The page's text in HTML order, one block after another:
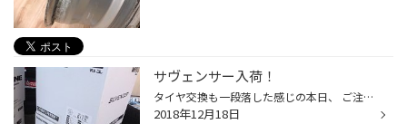
サヴェンサー入荷！
タイヤ交換も一段落した感じの本日、 ご注文のアルミホイールが入荷いたしました。 サヴェンサー ＡＷ５ｓ！！！ 最近、人気のＳＵＶの車専用のホイールです。 デザインはこんな感じになります。冬場でも安心の防錆性能★★★です。 タイヤ入荷しだいセットし装着予定です。オーナー様もう少々お待ち下...
2018年12月18日